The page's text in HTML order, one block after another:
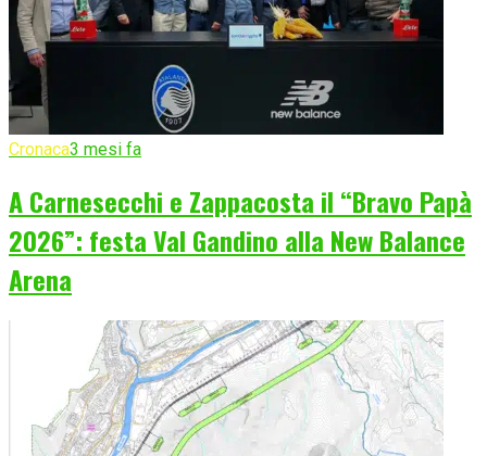
Cronaca3 mesi fa
A Carnesecchi e Zappacosta il “Bravo Papà
2026”: festa Val Gandino alla New Balance
Arena